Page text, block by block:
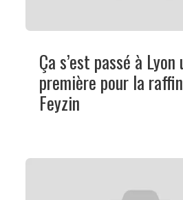
Ça s’est passé à
première pour la
Feyzin